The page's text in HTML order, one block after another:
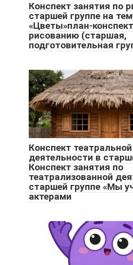
Конспект занятия по
старшей группе на
«Цветы»план-
рисованию (старшая,
подготовительная
Конспект театральной
деятельности в
Конспект занятия по
театрализованной
старшей группе «Мы
актерами